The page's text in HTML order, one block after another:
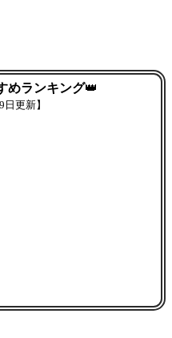
めランキング👑
更新】